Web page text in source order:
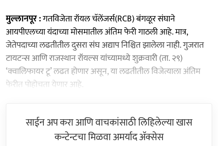
मुल्लानपूर :गतविजेता रॉयल चॅलेंजर्स(RCB) बंगळूर संघाने
आयपीएलच्या यंदाच्या मोसमातील अंतिम फेरी गाठली आहे. मात्र,
जेतेपदाच्या लढतीतील दुसरा संघ अद्याप निश्चित झालेला नाही. गुजरात
टायटन्स आणि राजस्थान रॉयल्स यांच्यामध्ये शुक्रवारी (ता. २९)
‘क्वालिफायर टू’ लढत होणार असून, या लढतीतील विजेत्याला अंतिम
फेरीत पोहोचता येणार आहे.
साईन अप करा आणि वाचकांसाठी लिहिलेल्या खास
कन्टेन्टचा मिळवा अमर्याद ॲक्सेस